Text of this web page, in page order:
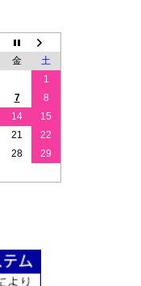
金
土
1
7
8
14
15
21
22
28
29